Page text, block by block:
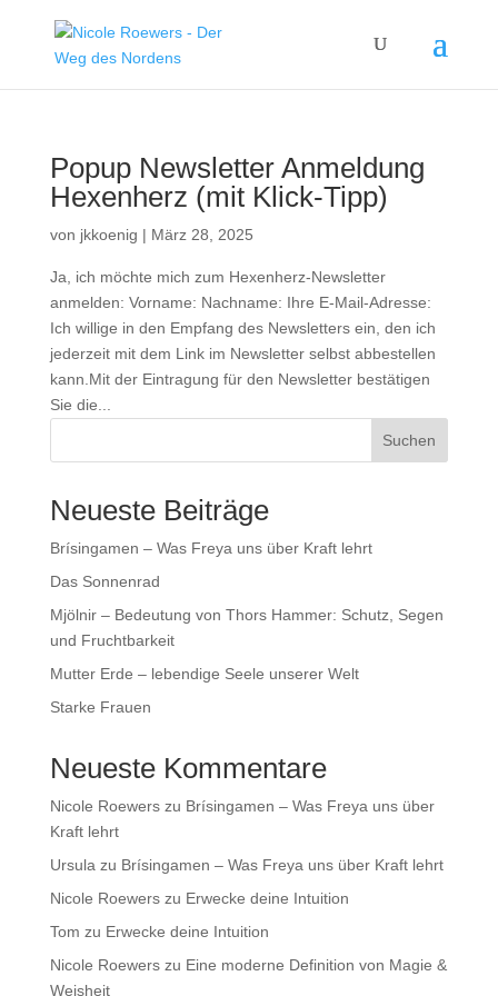
Popup Newsletter Anmeldung
Hexenherz (mit Klick-Tipp)
von jkkoenig | März 28, 2025
Ja, ich möchte mich zum Hexenherz-Newsletter
anmelden: Vorname: Nachname: Ihre E-Mail-Adresse:
Ich willige in den Empfang des Newsletters ein, den ich
jederzeit mit dem Link im Newsletter selbst abbestellen
kann.Mit der Eintragung für den Newsletter bestätigen
Sie die...
Suchen
Neueste Beiträge
Brísingamen – Was Freya uns über Kraft lehrt
Das Sonnenrad
Mjölnir – Bedeutung von Thors Hammer: Schutz, Segen
und Fruchtbarkeit
Mutter Erde – lebendige Seele unserer Welt
Starke Frauen
Neueste Kommentare
Nicole Roewerszu Brísingamen – Was Freya uns über
Kraft lehrt
Ursula zu Brísingamen – Was Freya uns über Kraft lehrt
Nicole Roewerszu Erwecke deine Intuition
Tom zu Erwecke deine Intuition
Nicole Roewerszu Eine moderne Definition von Magie &
Weisheit